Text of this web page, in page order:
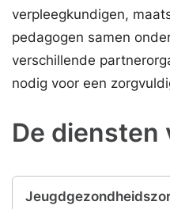
verpleegkundigen,
pedagogen samen
verschillende
nodig voor een
De diensten